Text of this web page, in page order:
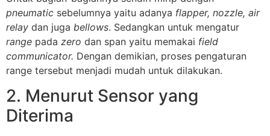
pneumatic sebelumnya yaitu adanya flapper, nozzle, air
relay dan juga bellows. Sedangkan untuk mengatur
range pada zero dan span yaitu memakai field
communicator. Dengan demikian, proses pengaturan
range tersebut menjadi mudah untuk dilakukan.
2. Menurut Sensor yang
Diterima